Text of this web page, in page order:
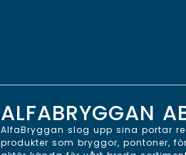
ALFABRYGGAN
AlfaBryggan slog upp sina portar
produkter som bryggor, pontoner,